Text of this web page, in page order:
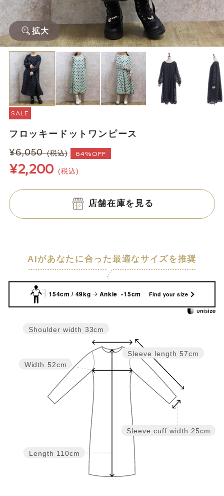
拡大
SALE
フロッキードットワンピース
¥6,050 (税込) 64%OFF
¥2,200 (税込)
店舗在庫を見る
AIがあなたに合った最適なサイズを推奨
154cm / 49kg Ankle -15cm Find your size
Sleeve cuff width 25cm
Sleeve length 57cm
Length 110cm
Width 52cm
Shoulder width 33cm